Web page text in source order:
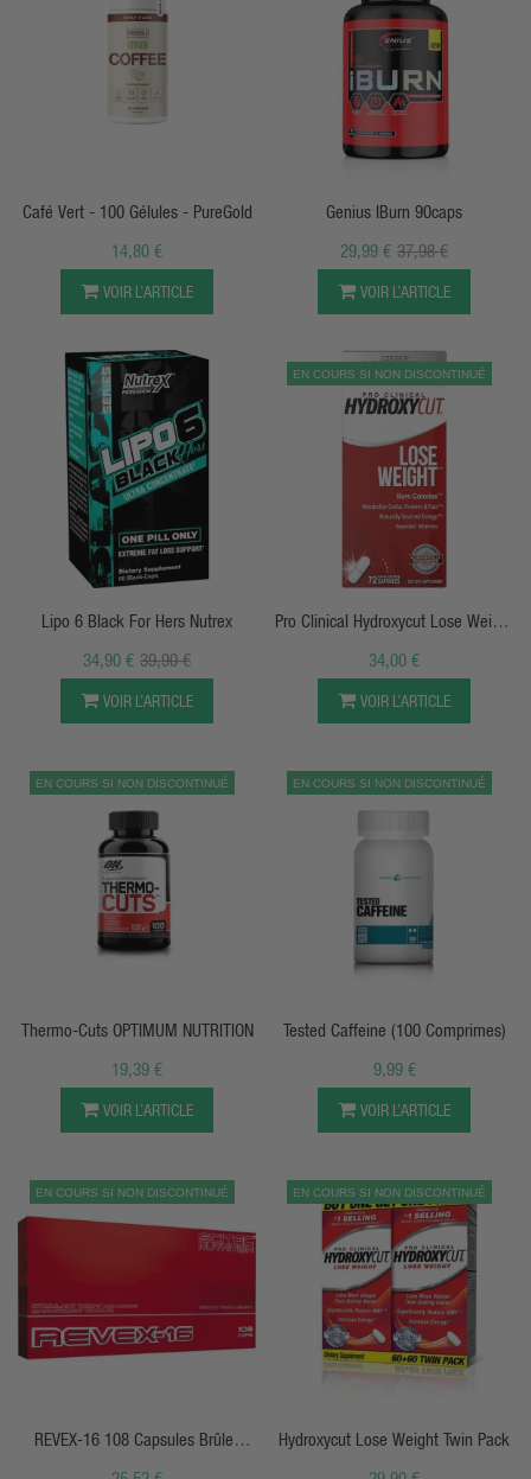
Café Vert - 100 Gélules - PureGold
14,80 €
VOIR L’ARTICLE
APERÇU RAPIDE
Genius IBurn 90caps
37,98 €
29,99 €
VOIR L’ARTICLE
APERÇU RAPIDE
Lipo 6 Black For Hers Nutrex
39,90 €
34,90 €
VOIR L’ARTICLE
EN COURS SI NON DISCONTINUÉ
APERÇU RAPIDE
Pro Clinical Hydroxycut Lose Weight
- Muscletech
34,00 €
VOIR L’ARTICLE
EN COURS SI NON DISCONTINUÉ
Thermo-Cuts OPTIMUM NUTRITION
19,39 €
VOIR L’ARTICLE
EN COURS SI NON DISCONTINUÉ
APERÇU RAPIDE
Tested Caffeine (100 Comprimes)
9,99 €
VOIR L’ARTICLE
EN COURS SI NON DISCONTINUÉ
REVEX-16 108 Capsules Brûle-
Graisse Scitec
EN COURS SI NON DISCONTINUÉ
Hydroxycut Lose Weight Twin Pack